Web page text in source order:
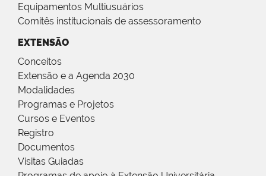
Equipamentos Multiusuários
Comitês institucionais de assessoramento
EXTENSÃO
Conceitos
Extensão e a Agenda 2030
Modalidades
Programas e Projetos
Cursos e Eventos
Registro
Documentos
Visitas Guiadas